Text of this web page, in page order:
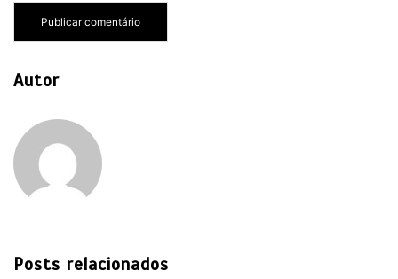
Autor
Posts relacionados